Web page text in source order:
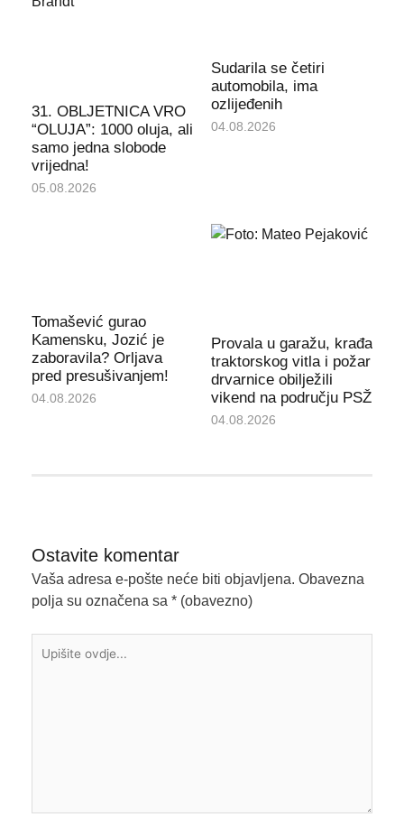
31. OBLJETNICA VRO
“OLUJA”: 1000 oluja, ali
samo jedna slobode
vrijedna!
05.08.2026
Sudarila se četiri
automobila, ima
ozlijeđenih
04.08.2026
Tomašević gurao
Kamensku, Jozić je
zaboravila? Orljava
pred presušivanjem!
04.08.2026
Provala u garažu, krađa
traktorskog vitla i požar
drvarnice obilježili
vikend na području PSŽ
04.08.2026
Ostavite komentar
Vaša adresa e-pošte neće biti objavljena. Obavezna
polja su označena sa * (obavezno)
ovdje...